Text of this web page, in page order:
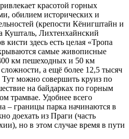
красотой горных
обилием исторических и
(крепости Кёнигштайн и
Кушталь, Лихтенхайнский
кисти здесь есть целая «Тропа
самые живописные
км пешеходных и 50 км
а ещё более 12,5 тысяч
можно совершить круиз по
на байдарках по горным
трамвае. Удобнее всего
– границы парка начинаются в
доехать из Праги (часть
но в этом случае время в пути